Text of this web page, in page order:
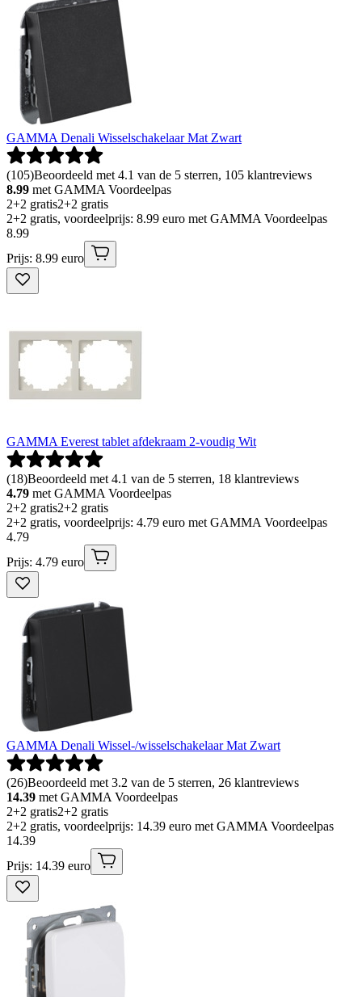
GAMMA Denali Wisselschakelaar Mat Zwart
(105)Beoordeeld met 4.1 van de 5 sterren, 105 klantreviews
8.99 met GAMMA Voordeelpas
2+2 gratis2+2 gratis
2+2 gratis, voordeelprijs: 8.99 euro met GAMMA Voordeelpas
8.99
Prijs: 8.99 euro
GAMMA Everest tablet afdekraam 2-voudig Wit
(18)Beoordeeld met 4.1 van de 5 sterren, 18 klantreviews
4.79 met GAMMA Voordeelpas
2+2 gratis2+2 gratis
2+2 gratis, voordeelprijs: 4.79 euro met GAMMA Voordeelpas
4.79
Prijs: 4.79 euro
GAMMA Denali Wissel-/wisselschakelaar Mat Zwart
(26)Beoordeeld met 3.2 van de 5 sterren, 26 klantreviews
14.39 met GAMMA Voordeelpas
2+2 gratis2+2 gratis
2+2 gratis, voordeelprijs: 14.39 euro met GAMMA Voordeelpas
14.39
Prijs: 14.39 euro